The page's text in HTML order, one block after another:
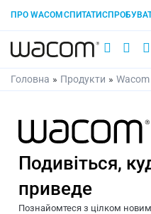
ПРО WACOM СПИТАТИ
Головна » Продукти » Wacom
Подивіться,
приведе
Познайомтеся з цілком